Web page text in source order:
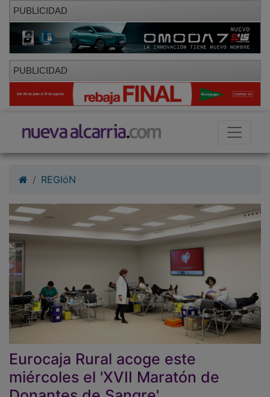
PUBLICIDAD
PUBLICIDAD
Eurocaja Rural acoge este
miércoles el 'XVII Maratón de
Donantes de Sangre'